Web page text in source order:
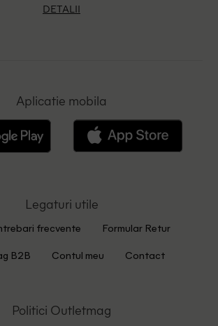
DETALII
Aplicatie mobila
Legaturi utile
frecvente Formular Retur
B2B Contul meu Contact
Politici Outletmag